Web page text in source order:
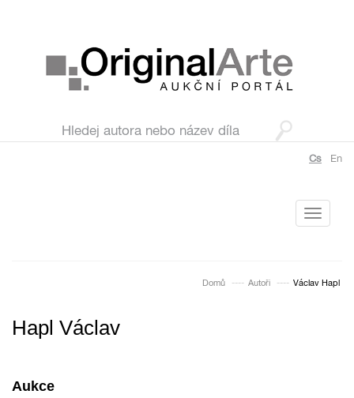
Cs En
Toggle
Domů Autoři Václav Hapl
Hapl Václav
Aukce